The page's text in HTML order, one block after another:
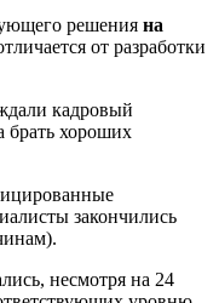
решения на
от разработки
кадровый
брать хороших
закончились
несмотря на 24